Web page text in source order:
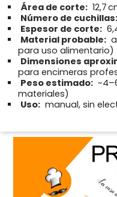
Área de corte: 12,7
Número de cuchillas:
Espesor de corte:
Material probable:
para uso alimentario)
Dimensiones
para encimeras
Peso estimado:
materiales)
Uso: manual, sin